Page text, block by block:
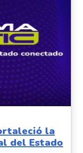
la
del Estado